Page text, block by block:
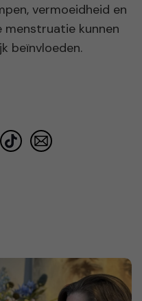
vermoeidheid en
kunnen
beïnvloeden.